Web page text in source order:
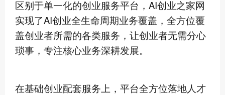
区别于单一化的创业服务平台，AI创业之家网
实现了AI创业全生命周期业务覆盖，全方位覆
盖创业者所需的各类服务，让创业者无需分心
琐事，专注核心业务深耕发展。
在基础创业配套服务上，平台全方位落地人才